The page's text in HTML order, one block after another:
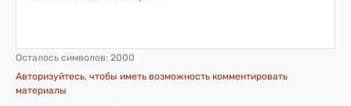
Осталось символов: 2000
Авторизуйтесь, чтобы иметь возможность комментировать
материалы